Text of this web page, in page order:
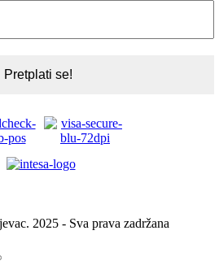
2025 - Sva prava zadržana